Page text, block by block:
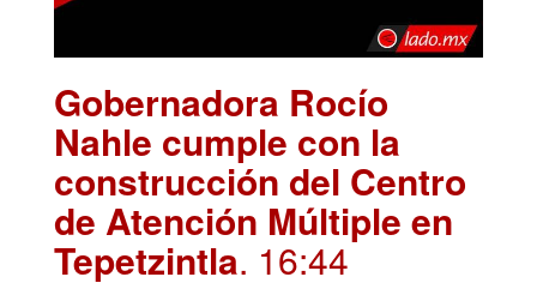
Gobernadora Rocío
Nahle cumple con la
construcción del Centro
de Atención Múltiple en
Tepetzintla. 16:44